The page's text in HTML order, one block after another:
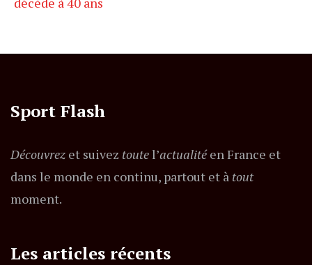
Sport Flash
Découvrez et suivez toutel’actualitéen France et
dans le monde en continu, partout et à tout
moment.
Les articles récents